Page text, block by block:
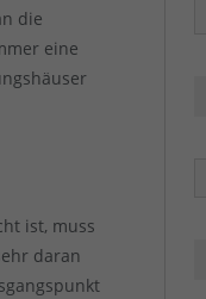
die
eine
ist, muss
daran